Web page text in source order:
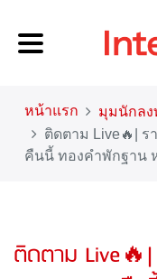
หน้าแรก มุมนักล
ติดตาม Live🔥| ร
คืนนี้ ทองคำพักฐาน
ติดตาม Live🔥|